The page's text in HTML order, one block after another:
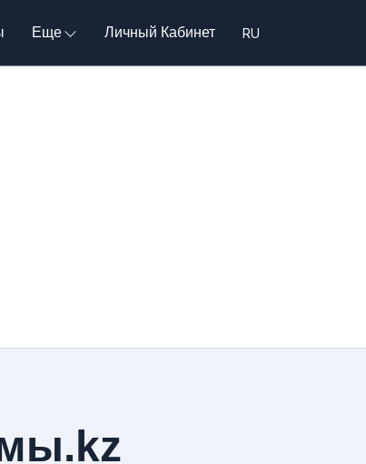
Еще Личный Кабинет